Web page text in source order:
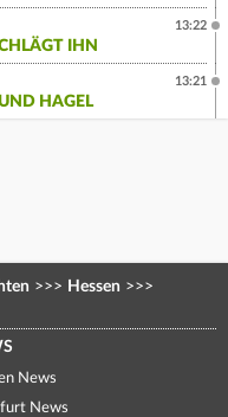
IHN
13:22
HAGEL
13:21
>>> Hessen >>>
News
News